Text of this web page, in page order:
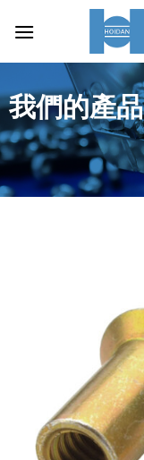
我們的產品